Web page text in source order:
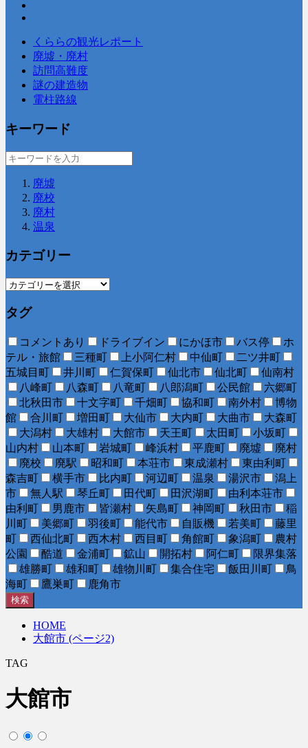
くららの観光レポート
廃墟・廃村
訪問高難度
謎の建造物
電柱路線
キーワード
廃墟
廃校
廃村
温泉
カテゴリー
タグ
コメントあり ドライブイン にかほ市 バス停
ホ
テル・旅館
三種町 上小阿仁村 中仙町
二ツ井町
五城目町
井川町 仁賀保町 仙北市 仙北町
仙南村
八峰町
八森町 八竜町 八郎潟町 公民館
六郷町
北秋田市
十文字町 千畑町 協和町 南外村
博物
館
合川町 増田町 大仙市 大内町 大曲市
大森町
大潟村
大雄村 大館市 天王町 太田町
小坂町
山内村
山本町 岩城町 峰浜村 平鹿町 廃墟
廃村
廃校
廃駅 昭和町 本荘市 東成瀬村
東由利町
森吉町
横手市 比内町 河辺町 温泉 湯沢市
潟上
市
無人駅 琴丘町 田代町 田沢湖町
由利本荘市
由利町
男鹿市 皆瀬村 矢島町 神岡町 秋田市
稲
川町
美郷町 羽後町 能代市 自販機 若美町
藤里
町
西仙北町 西木村 西目町 角館町 象潟町
農村
公園
酷道 金浦町 鉱山 開拓村 阿仁町
限界集落
雄勝町
雄和町 雄物川町 集合住宅 飯田川町
鳥
海町
鷹巣町 鹿角市
検索
HOME
大館市 (ページ2)
TAG
大館市